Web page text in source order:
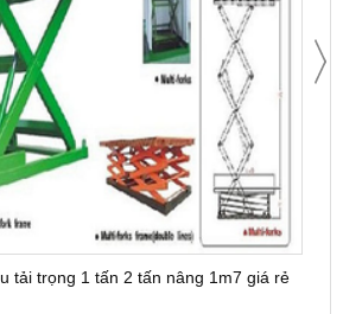
tải trọng 1 tấn 2 tấn nâng 1m7 giá rẻ